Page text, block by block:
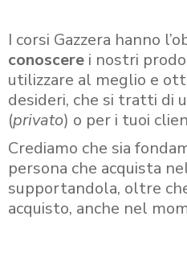
I corsi Gazzera hanno
conoscere i nostri
utilizzare al meglio e
desideri, che si tratti di
(privato) o per i tuoi
Crediamo che sia
persona che acquista
supportandola, oltre
acquisto, anche nel